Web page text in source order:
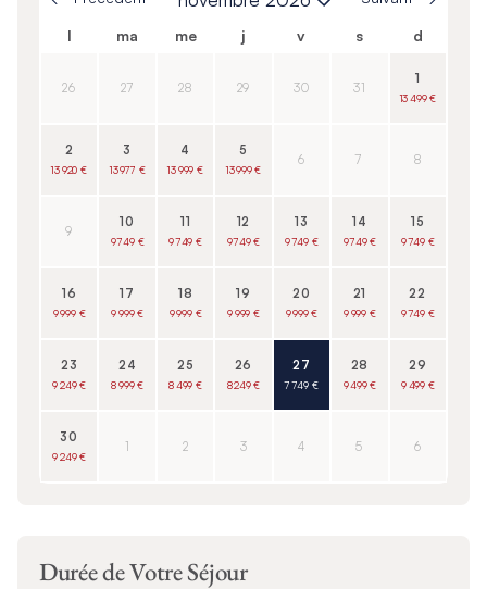
l ma me j v s d
26 27 28 29 30 31
1
13 499 €
2
13 920 €
3
13 977 €
4
13 999 €
5
13 999 €
6 7 8
9
10
9 749 €
11
9 749 €
12
9 749 €
13
9 749 €
14
9 749 €
15
9 749 €
16
9 999 €
17
9 999 €
18
9 999 €
19
9 999 €
20
9 999 €
21
9 999 €
22
9 749 €
23
9 249 €
24
8 999 €
25
8 499 €
26
8 249 €
27
7 749 €
28
9 499 €
29
9 499 €
30
9 249 €
1 2 3 4 5 6
Durée de Votre Séjour